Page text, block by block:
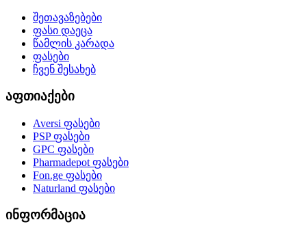
შეთავაზებები
ფასი დაეცა
წამლის კარადა
ფასები
ჩვენ შესახებ
აფთიაქები
Aversi ფასები
PSPფასები
GPC ფასები
Pharmadepot ფასები
Fon.ge ფასები
Naturland ფასები
ინფორმაცია